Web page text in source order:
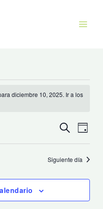
diciembre 10, 2025. Ir a los
Navegación
vistas
Buscar
Día
Siguiente día